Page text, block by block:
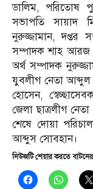
ডালিম, পরিতোষ
সভাপতি সায়াদ
নুরুজ্জামান, দপ্তর
সম্পাদক শাহ আরজ
অর্থ সম্পাদক
যুবলীগ নেতা আব্দুল
হোসেন,
জেলা ছাত্রলীগ
শেষে দোয়া
আব্দুস সোবহান।
নিউজটি শেয়ার করতে